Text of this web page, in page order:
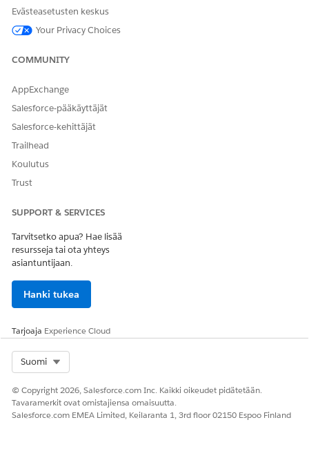
hyväksyntiä.
Seuraa koko apurahaprosessia Salesforcen raportoinnin ja
RATKAISIKO TÄMÄ ARTIKKELI ONGELMASI?
Anna palautetta, jotta voimme kehittyä!
Evästeasetusten keskus
Your Privacy Choices
COMMUNITY
AppExchange
Salesforce-pääkäyttäjät
Salesforce-kehittäjät
Trailhead
Koulutus
Trust
SUPPORT & SERVICES
Tarvitsetko apua? Hae lisää
resursseja tai ota yhteys
asiantuntijaan.
Hanki tukea
Tarjoaja Experience Cloud
Suomi
© Copyright 2026, Salesforce.com Inc. Kaikki oikeudet pidätetään.
Tavaramerkit ovat omistajiensa omaisuutta.
Salesforce.com EMEA Limited, Keilaranta 1, 3rd floor 02150 Espoo Finland